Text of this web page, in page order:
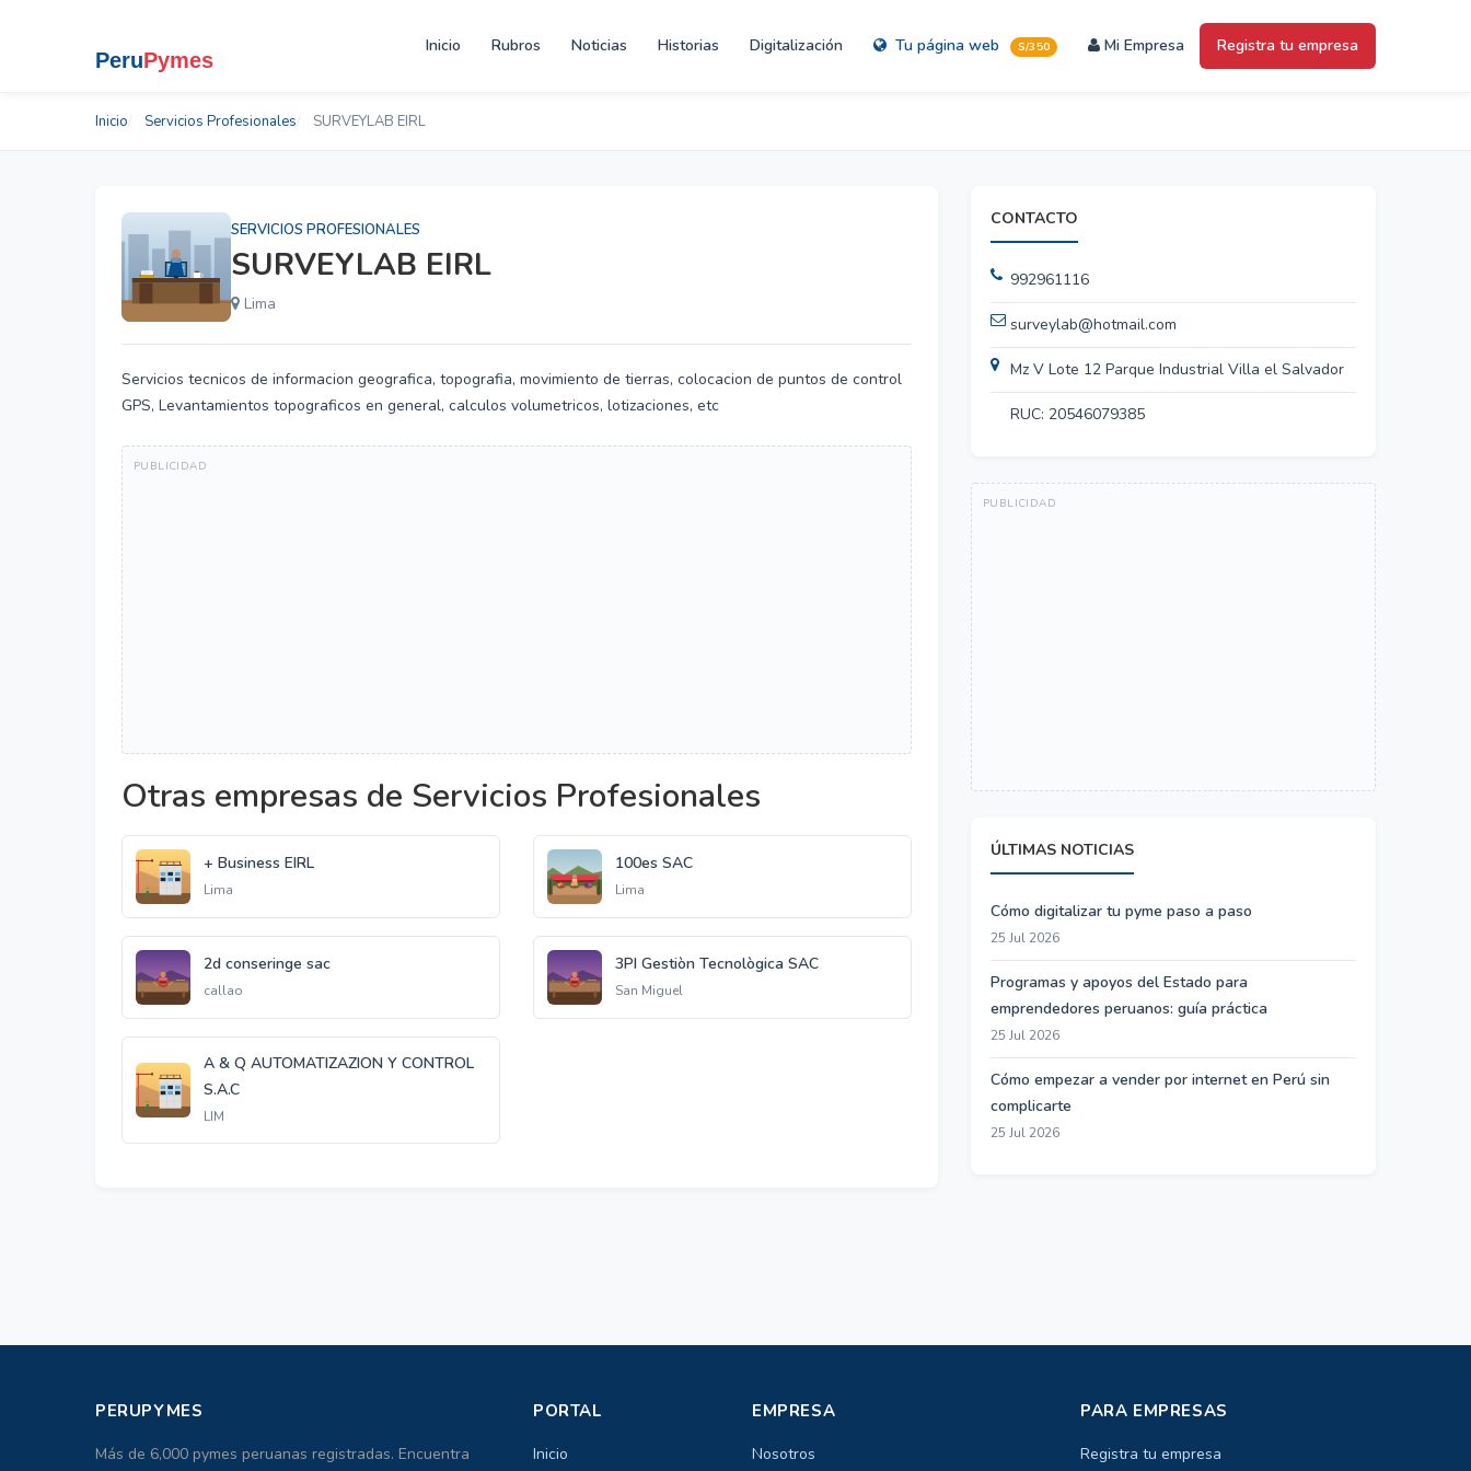
Inicio Rubros Noticias Historias Digitalización Tu página web S/350 Mi Empresa Registra tu empresa
Inicio Servicios Profesionales SURVEYLAB EIRL
SERVICIOS PROFESIONALES
SURVEYLAB EIRL
Lima
Servicios tecnicos de informacion geografica, topografia, movimiento de tierras, colocacion de puntos de control
GPS, Levantamientos topograficos en general, calculos volumetricos, lotizaciones, etc
Otras empresas de Servicios Profesionales
+ Business EIRL
Lima
100es SAC
Lima
2d conseringe sac
callao
3PI Gestiòn Tecnològica SAC
San Miguel
A & Q AUTOMATIZAZION Y CONTROL
S.A.C
LIM
CONTACTO
992961116
surveylab@hotmail.com
Mz V Lote 12 Parque Industrial Villa el Salvador
RUC: 20546079385
ÚLTIMAS NOTICIAS
Cómo digitalizar tu pyme paso a paso
25 Jul 2026
Programas y apoyos del Estado para
emprendedores peruanos: guía práctica
25 Jul 2026
Cómo empezar a vender por internet en Perú sin
complicarte
25 Jul 2026
PERUPYMES
Más de 6,000 pymes peruanas registradas. Encuentra
PORTAL
Inicio
EMPRESA
Nosotros
PARA EMPRESAS
Registra tu empresa